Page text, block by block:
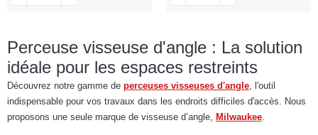
Perceuse visseuse d'angle : La solution
idéale pour les espaces restreints
Découvrez notre gamme de perceuses visseuses d'angle, l'outil
indispensable pour vos travaux dans les endroits difficiles d'accès. Nous
proposons une seule marque de visseuse d’angle, Milwaukee.